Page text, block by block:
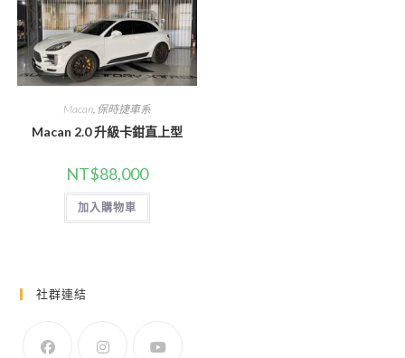
Macan, 保時捷車系
Macan 2.0 升級卡鉗直上型
NT$88,000
加入購物車
社群連結